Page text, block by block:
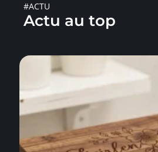
#ACTU
Actu au top